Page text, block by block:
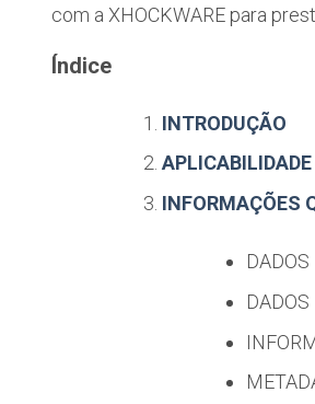
com a XHOCKWARE para
Índice
INTRODUÇÃO
INFORMAÇÕES